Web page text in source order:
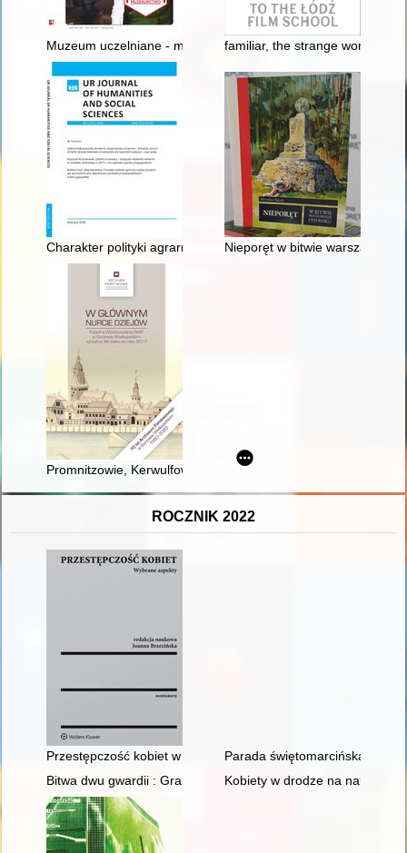
Muzeum uczelniane - muzeum w uczelni : strażnicy
familiar, the strange works by
Charakter polityki agrarnej rządów polskich we wschodnich
Nieporęt w bitwie warszawskiej
Promnitzowie, Kerwulfowie i Kawelowie, prominenci
ROCZNIK 2022
Przestępczość kobiet w Polsce : aspekt kryminologiczny i
Parada świętomarcińska w
Bitwa dwu gwardii : Grabówka, 13-14 sierpnia 1915 r
Kobiety w drodze na naukowy